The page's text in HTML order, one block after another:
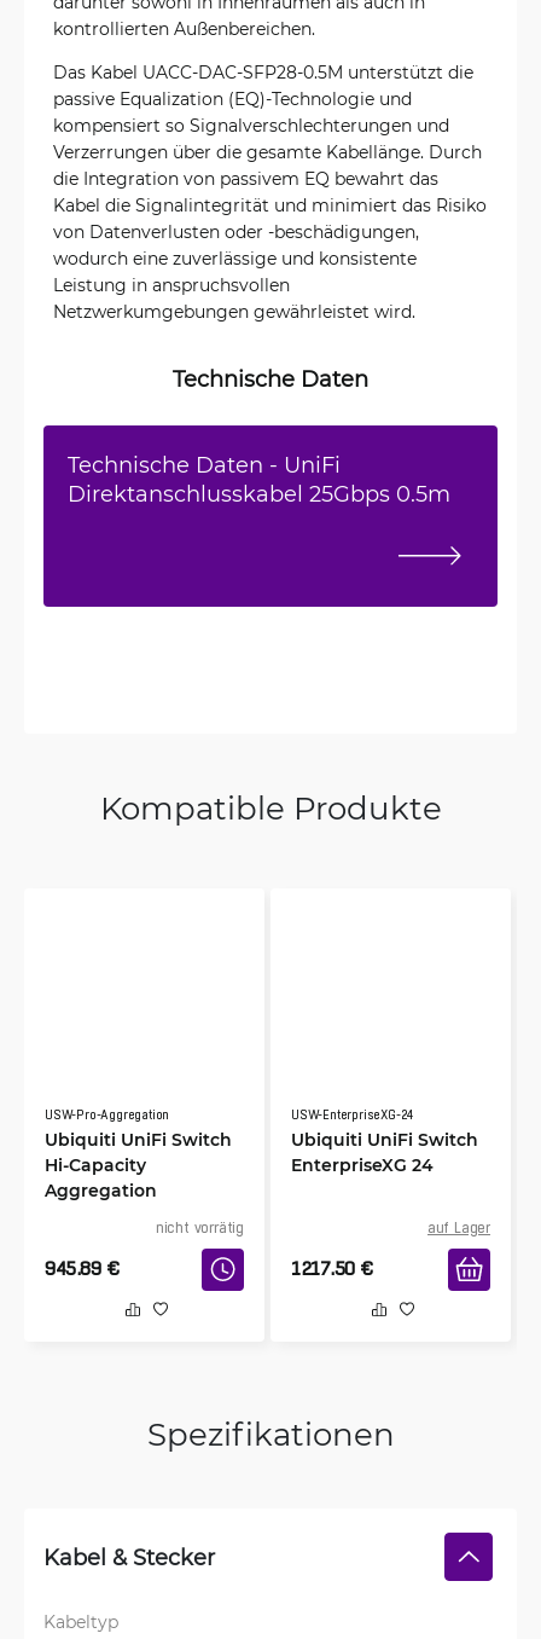
kontrollierten Außenbereichen.
Das Kabel UACC-DAC-SFP28-0.5M unterstützt die
passive Equalization (EQ)-Technologie und
kompensiert so Signalverschlechterungen und
Verzerrungen über die gesamte Kabellänge. Durch
die Integration von passivem EQ bewahrt das
Kabel die Signalintegrität und minimiert das Risiko
von Datenverlusten oder -beschädigungen,
wodurch eine zuverlässige und konsistente
Leistung in anspruchsvollen
Netzwerkumgebungen gewährleistet wird.
Technische Daten
Technische Daten - UniFi
Direktanschlusskabel 25Gbps 0.5m
Kompatible Produkte
USW-Pro-Aggregation
Ubiquiti UniFi Switch
Hi-Capacity
Aggregation
nicht vorrätig
945.89 €
USW-EnterpriseXG-24
Ubiquiti UniFi Switch
EnterpriseXG 24
auf Lager
1217.50 €
Spezifikationen
Kabel & Stecker
Kabeltyp